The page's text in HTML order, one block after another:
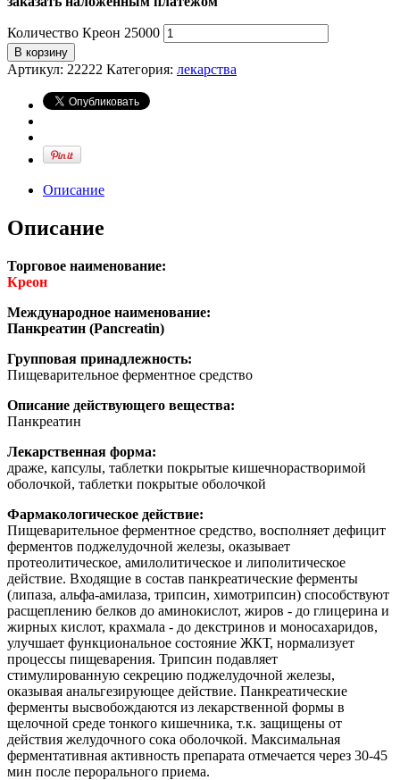
Количество Креон 25000
В корзину
Артикул: 22222 Категория: лекарства
Описание
Описание
Торговое наименование:
Креон
Международное наименование:
Панкреатин (Pancreatin)
Групповая принадлежность:
Пищеварительное ферментное средство
Описание действующего вещества:
Панкреатин
Лекарственная форма:
драже, капсулы, таблетки покрытые кишечнорастворимой
оболочкой, таблетки покрытые оболочкой
Фармакологическое действие:
Пищеварительное ферментное средство, восполняет дефицит
ферментов поджелудочной железы, оказывает
протеолитическое, амилолитическое и липолитическое
действие. Входящие в состав панкреатические ферменты
(липаза, альфа-амилаза, трипсин, химотрипсин) способствуют
расщеплению белков до аминокислот, жиров - до глицерина и
жирных кислот, крахмала - до декстринов и моносахаридов,
улучшает функциональное состояние ЖКТ, нормализует
процессы пищеварения. Трипсин подавляет
стимулированную секрецию поджелудочной железы,
оказывая анальгезирующее действие. Панкреатические
ферменты высвобождаются из лекарственной формы в
щелочной среде тонкого кишечника, т.к. защищены от
действия желудочного сока оболочкой. Максимальная
ферментативная активность препарата отмечается через 30-45
мин после перорального приема.